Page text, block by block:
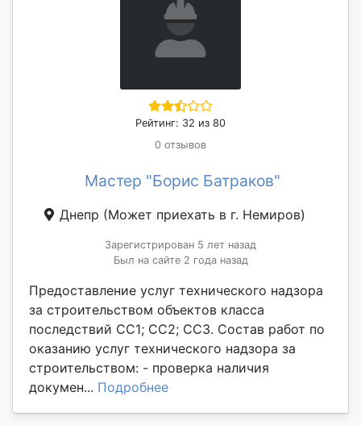
Рейтинг: 32 из 80
0 отзывов
Мастер "Борис Батраков"
Днепр (Может приехать в г. Немиров)
Зарегистрирован 5 лет назад
Был на сайте 2 года назад
Предоставление услуг технического надзора
за строительством объектов класса
последствий СС1; СС2; СС3. Состав работ по
оказанию услуг технического надзора за
строительством: - проверка наличия
докумен... Подробнее